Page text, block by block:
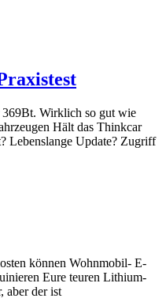
Wirklich so gut wie
Hält das Thinkcar
Lebenslange Update? Zugriff
können Wohnmobil- E-
Eure teuren Lithium-
aber der ist